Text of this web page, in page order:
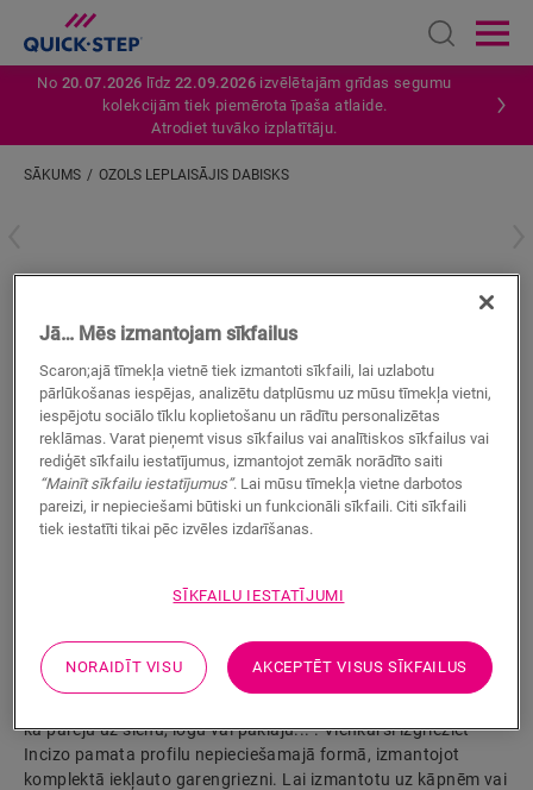
Open
No 20.07.2026 līdz22.09.2026 izvēlētajām grīdas segumu
kolekcijām tiek piemērota īpaša atlaide.
Atrodiet tuvāko izplatītāju.
SĀKUMS OZOLS LEPLAISĀJIS DABISKS
LAMINĀTA AKSESUĀRI INCIZO PROFILS
MEKLĒT
Izstrādājuma parametri
jūsu grīdai un kāpnēm to lielisko nobeigumu. Jūs varat
izmantot vienu un to pašu profilu visām nobeiguma
kā pāreju uz sienu, logu vai paklāju... . Vienkārši izgrieziet
Incizo pamata profilu nepieciešamajā formā, izmantojot
komplektā iekļauto garengriezni. Lai izmantotu uz kāpnēm vai
Jā… Mēs izmantojam sīkfailus
Scaron;ajā tīmekļa vietnē tiek izmantoti sīkfaili, lai uzlabotu
pārlūkošanas iespējas, analizētu datplūsmu uz mūsu tīmekļa vietni,
iespējotu sociālo tīklu koplietošanu un rādītu personalizētas
reklāmas. Varat pieņemt visus sīkfailus vai analītiskos sīkfailus vai
rediģēt sīkfailu iestatījumus, izmantojot zemāk norādīto saiti
“Mainīt sīkfailu iestatījumus”. Lai mūsu tīmekļa vietne darbotos
pareizi, ir nepieciešami būtiski un funkcionāli sīkfaili. Citi sīkfaili
tiek iestatīti tikai pēc izvēles izdarīšanas.
SĪKFAILU IESTATĪJUMI
NORAIDĪT VISU AKCEPTĒT VISUS SĪKFAILUS